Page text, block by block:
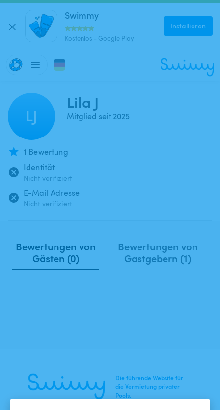
Swimmy
Kostenlos - Google Play
Installieren
LJ
Lila J
Mitglied seit 2025
1 Bewertung
Identität
Nicht verifiziert
E-Mail Adresse
Nicht verifiziert
Bewertungen von
Gästen (0)
Bewertungen von
Gastgebern (1)
Die führende Website für
die Vermietung privater
Pools.